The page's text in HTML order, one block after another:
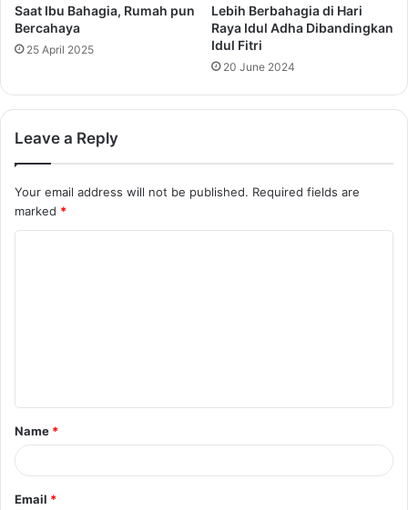
Saat Ibu Bahagia, Rumah pun
Bercahaya
25 April 2025
Lebih Berbahagia di Hari
Raya Idul Adha Dibandingkan
Idul Fitri
20 June 2024
Leave a Reply
Your email address will not be published. Required fields are
marked *
t
*
Name *
Email *